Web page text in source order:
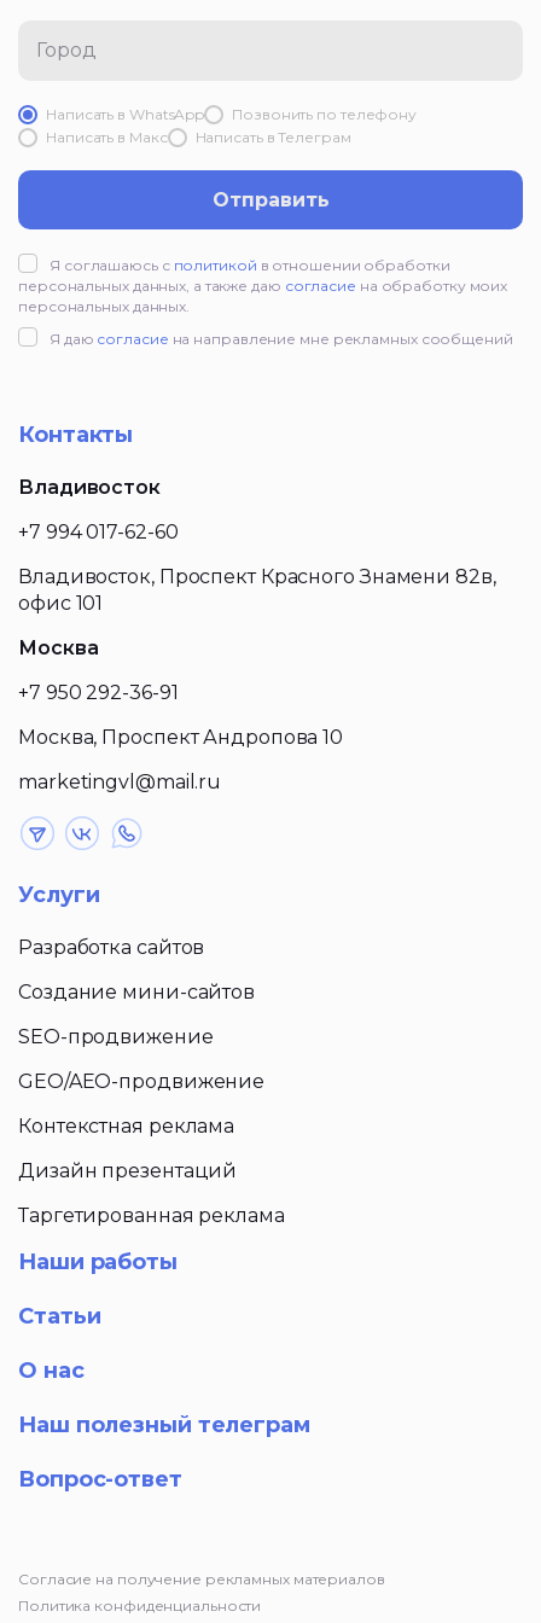
Город
Написать в WhatsApp
Позвонить по телефону
Написать в Mакс
Написать в Телеграм
Отправить
Я соглашаюсь с политикой в отношении обработки
персональных данных, а также даю согласие на обработку моих
персональных данных.
Я даю согласие на направление мне рекламных сообщений
Контакты
Владивосток
+7 994 017-62-60
Владивосток, Проспект Красного Знамени 82в,
офис 101
Москва
+7 950 292-36-91
Москва, Проспект Андропова 10
marketingvl@mail.ru
Услуги
Разработка сайтов
Создание мини-сайтов
SEO-продвижение
GEO/AEO-продвижение
Контекстная реклама
Дизайн презентаций
Таргетированная реклама
Наши работы
Статьи
О нас
Наш полезный телеграм
Вопрос-ответ
Согласие на получение рекламных материалов
Политика конфиденциальности